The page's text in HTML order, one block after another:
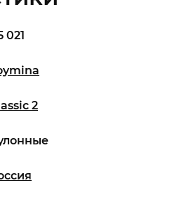
021
2